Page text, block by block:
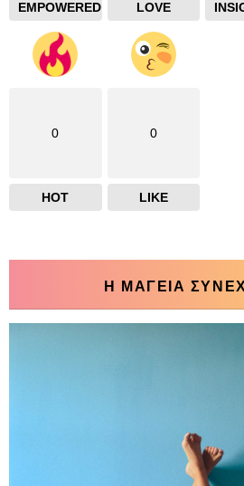
EMPOWERED LOVE
0
HOT
0
LIKE
Η ΜΑΓΕΙΑ